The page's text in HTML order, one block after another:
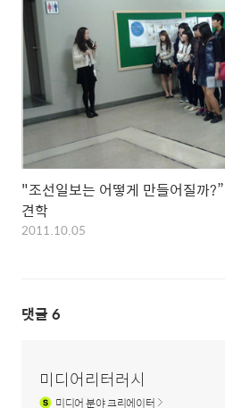
"조선일보는 어떻게 만들어질까
견학
2011.10.05
댓글 6
미디어리터러시
미디어분야 크리에이터